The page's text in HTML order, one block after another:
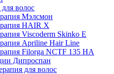
волос
Мэлсмон
HAIR X
Viscoderm Skinko E
Apriline Hair Line
Filorga NCTF 135 HA
Дипроспан
для волос